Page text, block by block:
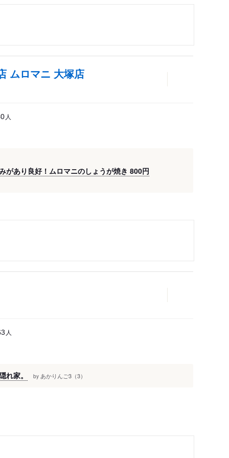
ムロマニ 大塚店
人
があり良好！ムロマニのしょうが焼き 800円
人
れ家。 by あかりんご3（3）